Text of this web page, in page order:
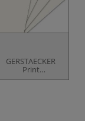
GERSTAECKER
Print
Linoldruckpapier